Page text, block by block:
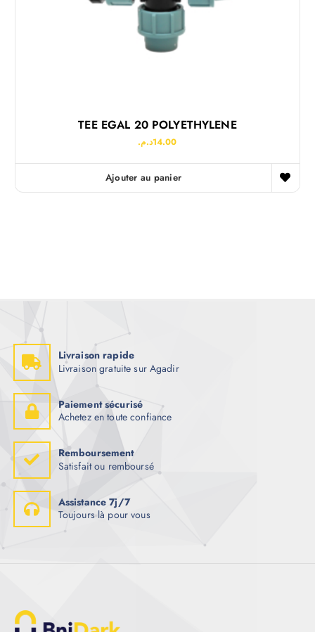
TEE EGAL 20 POLYETHYLENE
14.00د.م.
Ajouter au panier
Livraison rapide
Livraison gratuite sur Agadir
Paiement sécurisé
Achetez en toute confiance
Remboursement
Satisfait ou remboursé
Assistance 7j/7
Toujours là pour vous